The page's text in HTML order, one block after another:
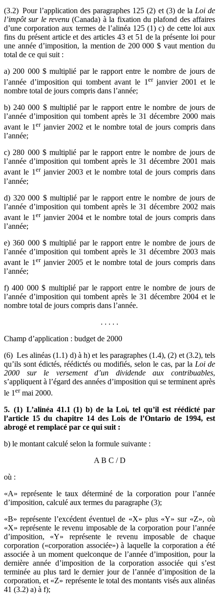
(3.2) Pour l’application des paragraphes 125 (2) et (3) de la Loi de
l’impôt sur le revenu (Canada) à la fixation du plafond des affaires
d’une corporation aux termes de l’alinéa 125 (1) c) de cette loi aux
fins du présent article et des articles 43 et 51 de la présente loi pour
une année d’imposition, la mention de 200 000 $ vaut mention du
total de ce qui suit :
a) 200 000 $ multiplié par le rapport entre le nombre de jours de
l’année d’imposition qui tombent avant le 1 erjanvier 2001 et le
nombre total de jours compris dans l’année;
b) 240 000 $ multiplié par le rapport entre le nombre de jours de
l’année d’imposition qui tombent après le 31 décembre 2000 mais
avant le 1 erjanvier 2002 et le nombre total de jours compris dans
l’année;
c) 280 000 $ multiplié par le rapport entre le nombre de jours de
l’année d’imposition qui tombent après le 31 décembre 2001 mais
avant le 1erjanvier 2003 et le nombre total de jours compris dans
l’année;
d) 320 000 $ multiplié par le rapport entre le nombre de jours de
l’année d’imposition qui tombent après le 31 décembre 2002 mais
avant le 1 erjanvier 2004 et le nombre total de jours compris dans
l’année;
e) 360 000 $ multiplié par le rapport entre le nombre de jours de
l’année d’imposition qui tombent après le 31 décembre 2003 mais
avant le 1 erjanvier 2005 et le nombre total de jours compris dans
l’année;
f) 400 000 $ multiplié par le rapport entre le nombre de jours de
l’année d’imposition qui tombent après le 31 décembre 2004 et le
nombre total de jours compris dans l’année.
. . . . .
Champ d’application : budget de 2000
(6) Les alinéas (1.1) d) à h) et les paragraphes (1.4), (2) et (3.2), tels
qu’ils sont édictés, réédictés ou modifiés, selon le cas, par la Loi de
2000 sur le versement d’un dividende aux contribuables,
s’appliquent à l’égard des années d’imposition qui se terminent après
le 1 ermai 2000.
5. (1) L’alinéa 41.1 (1) b) de la Loi, tel qu’il est réédicté par
l’article 15 du chapitre 14 des Lois de l’Ontario de 1994, est
abrogé et remplacé par ce qui suit :
b) le montant calculé selon la formule suivante :
A B C / D
où :
«A» représente le taux déterminé de la corporation pour l’année
d’imposition, calculé aux termes du paragraphe (3);
«B» représente l’excédent éventuel de «X» plus «Y» sur «Z», où
«X» représente le revenu imposable de la corporation pour l’année
d’imposition, «Y» représente le revenu imposable de chaque
corporation («corporation associée») à laquelle la corporation a été
associée à un moment quelconque de l’année d’imposition, pour la
dernière année d’imposition de la corporation associée qui s’est
terminée au plus tard le dernier jour de l’année d’imposition de la
corporation, et «Z» représente le total des montants visés aux alinéas
41 (3.2) a) à f);